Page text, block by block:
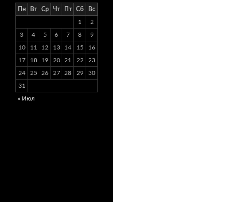
Пн Вт Ср Чт Пт Сб Вс
1 2
3 4 5 6 7 8 9
10 11 12 13 14 15 16
17 18 19 20 21 22 23
24 25 26 27 28 29 30
31
« Июл